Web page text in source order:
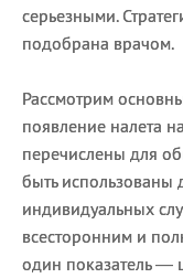
серьезными.
подобрана врачом.
Рассмотрим
появление налета
перечислены для
быть использованы
индивидуальных
всесторонним и
один показатель —